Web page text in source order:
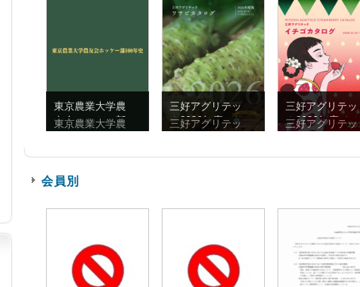
東京農業大学農
友会ホッケー部
100年史
東京農業大学農
三好アグリテッ
ク2026年度ワサ
ビ
三好アグリテッ
三好アグリテッ
ク2026年度イチ
ゴ
三好アグリテッ
会員別